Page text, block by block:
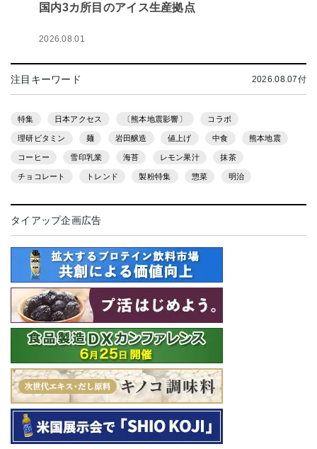
国内3カ所目のアイス生産拠点
2026.08.01
注目キーワード 2026.08.07付
特集 日本アクセス 〔熊本地震影響〕 コラボ
理研ビタミン 麺 岩田醸造 値上げ 中食 熊本地震
コーヒー 雪印乳業 海苔 レモン果汁 抹茶
チョコレート トレンド 製粉特集 惣菜 明治
タイアップ企画広告